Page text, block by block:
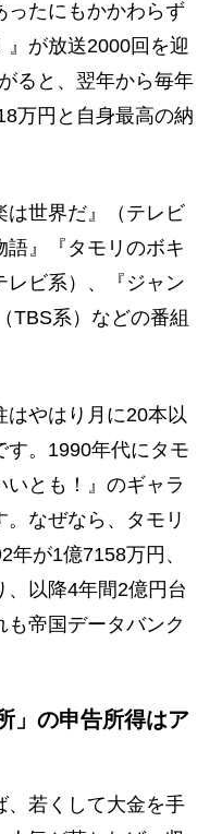
ったにもかかわらず
』が放送2000回を迎
ると、翌年から毎年
万円と自身最高の納
世界だ』（テレビ
』『タモリのボキ
レビ系）、『ジャン
TBS系）などの番組
はやはり月に20本以
す。1990年代にタモ
いとも！』のギャラ
なぜなら、タモリ
が1億7158万円、
、以降4年間2億円台
帝国データバンク
」の申告所得はア
若くして大金を手